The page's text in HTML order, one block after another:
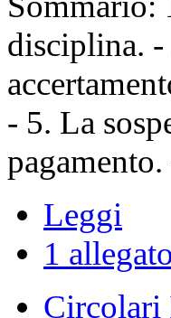
disciplina.
- 5. La
Leggi
1 allegato
Circolari